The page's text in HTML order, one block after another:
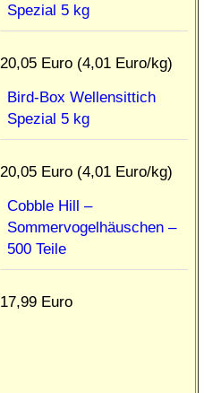
Spezial 5 kg
20,05 Euro (4,01 Euro/kg)
Bird-Box Wellensittich
Spezial 5 kg
20,05 Euro (4,01 Euro/kg)
Cobble Hill –
Sommervogelhäuschen –
500 Teile
17,99 Euro